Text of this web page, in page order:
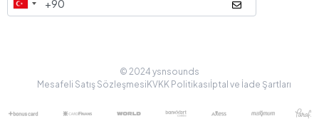
© 2024 ysnsounds
Mesafeli Satış Sözleşmesi KVKK Politikasıİptal ve İade Şartları